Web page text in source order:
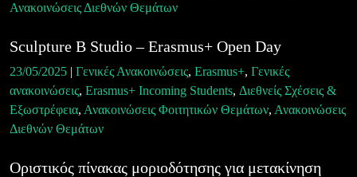
Ανακοινώσεις Διεθνών Θεμάτων
Sculpture B Studio – Erasmus+ Open Day
23/05/2025 | Γενικές Ανακοινώσεις, Erasmus+, Γενικές
ανακοινώσεις, Erasmus+ Incoming Students, Διεθνείς Σχέσεις &
Εξωστρέφεια, Ανακοινώσεις Φοιτητικών Θεμάτων, Ανακοινώσεις
Διεθνών Θεμάτων
Οριστικός πίνακας μοριοδότησης για μετακίνηση